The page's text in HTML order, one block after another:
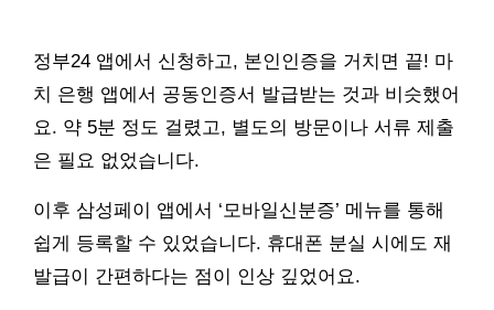
정부24 앱에서 신청하고, 본인인증을 거치면 끝! 마
치 은행 앱에서 공동인증서 발급받는 것과 비슷했어
요. 약 5분 정도 걸렸고, 별도의 방문이나 서류 제출
은 필요 없었습니다.
이후 삼성페이 앱에서 ‘모바일신분증’ 메뉴를 통해
쉽게 등록할 수 있었습니다. 휴대폰 분실 시에도 재
발급이 간편하다는 점이 인상 깊었어요.